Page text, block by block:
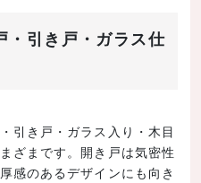
引き戸・ガラス仕
引き戸・ガラス入り・木目
ざまです。開き戸は気密性
感のあるデザインにも向き